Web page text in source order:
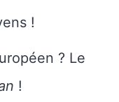
!
? Le
!